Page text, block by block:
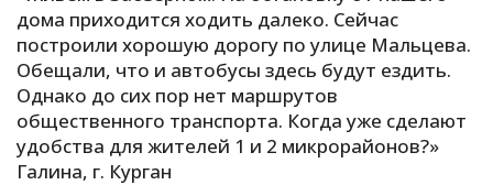
А
Б
В
П
дома приходится ходить далеко. Сейчас
построили хорошую дорогу по улице Мальцева.
Обещали, что и автобусы здесь будут ездить.
Однако до сих пор нет маршрутов
общественного транспорта. Когда уже сделают
удобства для жителей 1 и 2 микрорайонов?»
Галина, г. Курган